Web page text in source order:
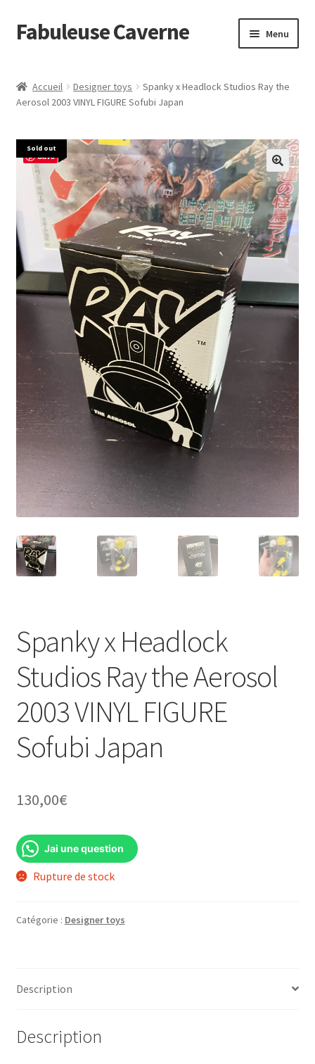
Aller
à
navigation
Aller
au
Fabuleuse Caverne Menu
En boutique
menu
enfant
Superflat Museum Murakami
En réapprovisionnement
Accueil Designer toys
Spanky x Headlock Studios Ray the
Aerosol 2003 VINYL FIGURE Sofubi Japan
Sold out
Save
Spanky x Headlock
Studios Ray the Aerosol
2003 VINYL FIGURE
Sofubi Japan
130,00€
Jai une question
Rupture de stock
Catégorie : Designer toys
Description
Description